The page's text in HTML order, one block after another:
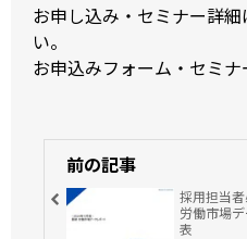
お申し込み・セミナー詳
い。
お申込みフォーム・セミナ
前の記事
採用担当
労働市場
表